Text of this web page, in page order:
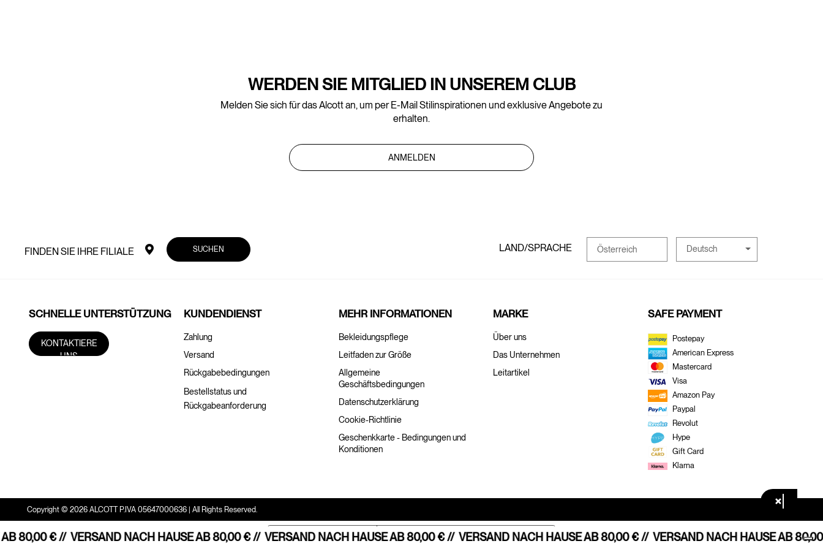
80,00 € //VERSAND NACH HAUSE AB 80,00 € //VERSAND NACH HAUSE AB 80,00 € //VERSAND NACH HAUSE AB 80,00 € //VERSAND NACH HAUSE AB 80,00
WERDEN SIE MITGLIED IN UNSEREM CLUB
Melden Sie sich für das Alcott an, um per E-Mail Stilinspirationen und exklusive Angebote zu
erhalten.
ANMELDEN
FINDEN SIE IHRE FILIALE SUCHEN LAND/SPRACHE Österreich Deutsch
SCHNELLE UNTERSTÜTZUNG
KONTAKTIERE
UNS
KUNDENDIENST
Zahlung
Versand
Rückgabebedingungen
Bestellstatus und
Rückgabeanforderung
MEHR INFORMATIONEN
Bekleidungspflege
Leitfaden zur Größe
Allgemeine
Geschäftsbedingungen
Datenschutzerklärung
Cookie-Richtlinie
Geschenkkarte - Bedingungen und
Konditionen
MARKE
Über uns
Das Unternehmen
Leitartikel
SAFE PAYMENT
Postepay
American Express
Mastercard
Visa
Amazon Pay
Paypal
Revolut
Hype
Gift Card
Klarna
Copyright © 2026 ALCOTT P.IVA 05647000636 | All Rights Reserved.
×
Hinweis bei Erhebung Ihre Datenschutzeinstellungen